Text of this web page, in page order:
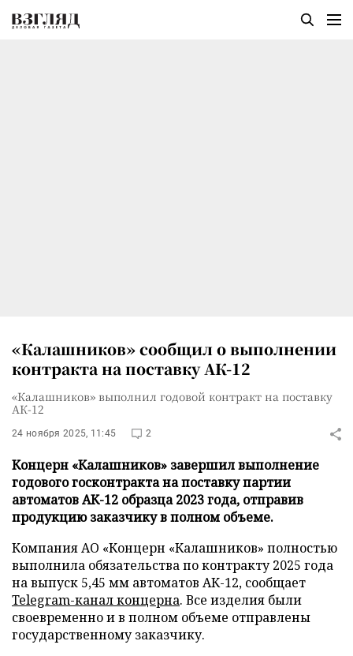
«Калашников» сообщил о выполнении
контракта на поставку АК-12
«Калашников» выполнил годовой контракт на поставку
АК-12
24 ноября 2025, 11:45 2
Концерн «Калашников» завершил выполнение
годового госконтракта на поставку партии
автоматов АК-12 образца 2023 года, отправив
продукцию заказчику в полном объеме.
Компания АО «Концерн «Калашников» полностью
выполнила обязательства по контракту 2025 года
на выпуск 5,45 мм автоматов АК-12, сообщает
Telegram-канал концерна. Все изделия были
своевременно и в полном объеме отправлены
государственному заказчику.